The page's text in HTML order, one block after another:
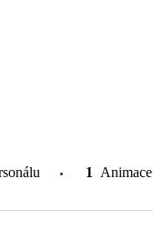
1 Animace